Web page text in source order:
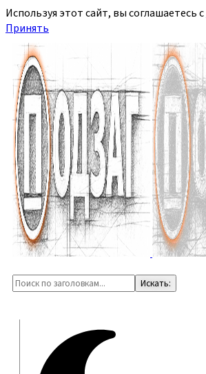
Используя этот сайт, вы соглашаетесь с
Принять